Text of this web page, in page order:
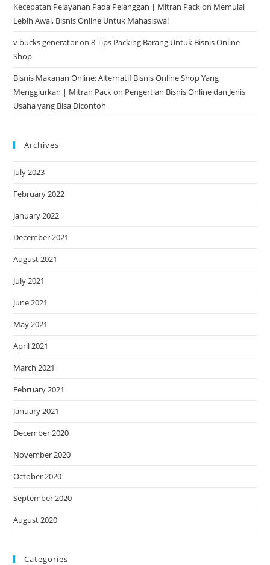
Kecepatan Pelayanan Pada Pelanggan | Mitran Packon Memulai
Lebih Awal, Bisnis Online Untuk Mahasiswa!
v bucks generatoron8 Tips Packing Barang Untuk Bisnis Online
Shop
Bisnis Makanan Online: Alternatif Bisnis Online Shop Yang
Menggiurkan | Mitran Packon Pengertian Bisnis Online dan Jenis
Usaha yang Bisa Dicontoh
Archives
July 2023
February 2022
January 2022
December 2021
August 2021
July 2021
June 2021
May 2021
April 2021
March 2021
February 2021
January 2021
December 2020
November 2020
October 2020
September 2020
August 2020
Categories